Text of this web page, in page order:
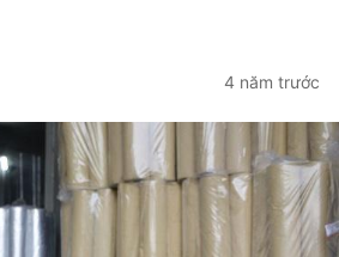
4 năm trước